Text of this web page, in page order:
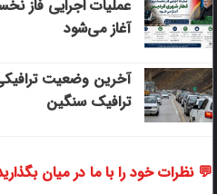
عملیات اجرایی فاز
آغاز می‌شود
آخرین وضعیت
ترافیک سنگین
💬 نظرات خود را با ما در میان بگذارید